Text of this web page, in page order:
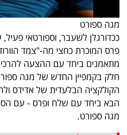
ניוזלטרים
מייל
אדום
פרסמו
מגה ספורט
ככדורגלן לשעבר, וספורטאי
פרס המוכרת כחצי מה-"צמד
מתאמנים ביחד עם ההצעה
חלק בקמפיין החדש של מגה
הקולקציה הבלעדית של אדידס
הבא ביחד עם שלח ופרס - עם
מגה ספורט.